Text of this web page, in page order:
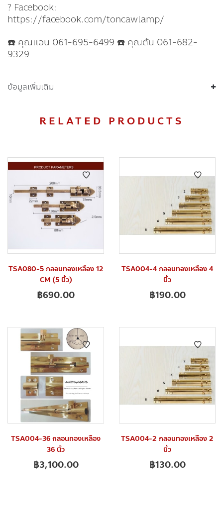
? Facebook:
https://facebook.com/toncawlamp/
☎️ คุณแอน 061-695-6499 ☎️ คุณต้น 061-682-
9329
ข้อมูลเพิ่มเติม
RELATED PRODUCTS
TSA080-5 กลอนทองเหลือง 12
CM (5 นิ้ว)
฿690.00
TSA004-4 กลอนทองเหลือง 4
นิ้ว
฿190.00
TSA004-36 กลอนทองเหลือง
36 นิ้ว
฿3,100.00
TSA004-2 กลอนทองเหลือง 2
นิ้ว
฿130.00